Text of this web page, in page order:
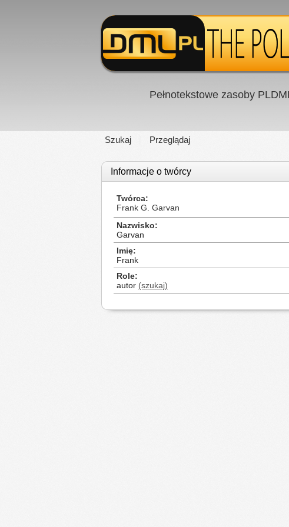
Pełnotekstowe zasoby
Szukaj Przeglądaj
Informacje o twórcy
Twórca
Frank G. Garvan
Nazwisko
Garvan
Imię
Frank
Role
autor (szukaj)